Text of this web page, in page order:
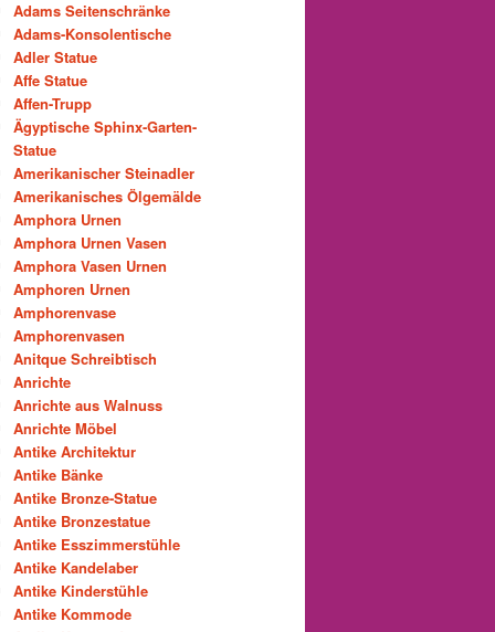
Adams Seitenschränke
Adams-Konsolentische
Adler Statue
Affe Statue
Affen-Trupp
Ägyptische Sphinx-Garten-
Statue
Amerikanischer Steinadler
Amerikanisches Ölgemälde
Amphora Urnen
Amphora Urnen Vasen
Amphora Vasen Urnen
Amphoren Urnen
Amphorenvase
Amphorenvasen
Anitque Schreibtisch
Anrichte
Anrichte aus Walnuss
Anrichte Möbel
Antike Architektur
Antike Bänke
Antike Bronze-Statue
Antike Bronzestatue
Antike Esszimmerstühle
Antike Kandelaber
Antike Kinderstühle
Antike Kommode